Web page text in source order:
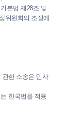
본법 제28조 및
위원회의 조정에
관한 소송은 민사
한국법을 적용